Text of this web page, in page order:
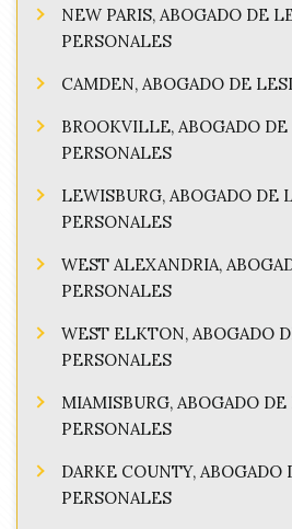
NEW PARIS, ABOGADO DE
PERSONALES
CAMDEN, ABOGADO DE
BROOKVILLE, ABOGADO
PERSONALES
LEWISBURG, ABOGADO DE
PERSONALES
WEST ALEXANDRIA,
PERSONALES
WEST ELKTON, ABOGADO
PERSONALES
MIAMISBURG, ABOGADO
PERSONALES
DARKE COUNTY, ABOGADO
PERSONALES